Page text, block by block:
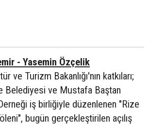
- Yasemin Özçelik
ve Turizm Bakanlığı'nın katkıları;
Belediyesi ve Mustafa Baştan
iş birliğiyle düzenlenen "Rize
bugün gerçekleştirilen açılış